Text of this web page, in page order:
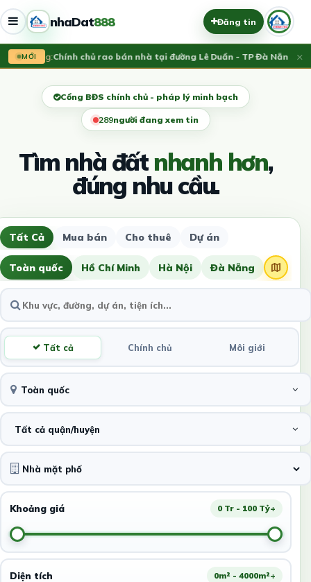
nhaDat888 Đăng tin
MỚI
Vừa đăng: Chính chủ rao bán nhà tại đường Lê Duẩn - TP Đà Nẵng; DT 1
×
Cổng BĐS chính chủ - pháp lý minh bạch
291người đang xem tin
Tìm nhà đấtnhanh hơn,
đúng nhu cầu.
Tất Cả Mua bán Cho thuê Dự án
Toàn quốc Hồ Chí Minh Hà Nội Đà Nẵng
Tất cả Chính chủ Môi giới
Toàn quốc
Tất cả quận/huyện
Khoảng giá 0 Tr - 100 Tỷ+
Diện tích 0m² - 4000m²+